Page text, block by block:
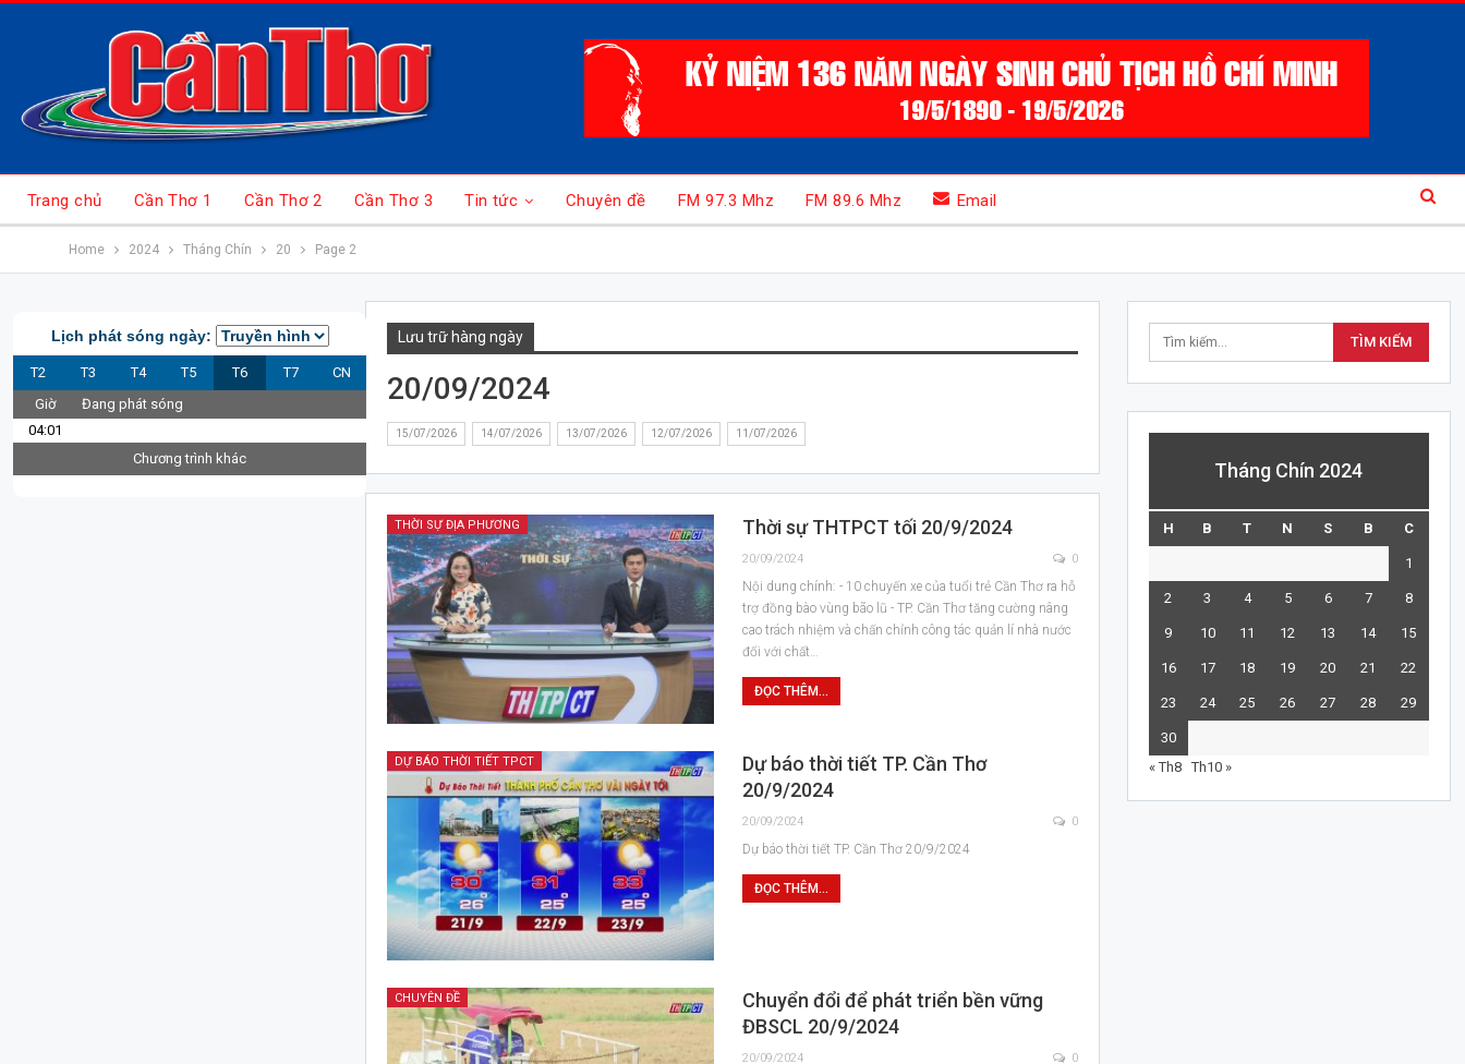
Trang chủ Cần Thơ 1 Cần Thơ 2 Cần Thơ 3 Tin tức Chuyên đề FM 97.3 Mhz FM 89.6 Mhz Email
Home 2024 Tháng Chín 20 Page 2
Lưu trữ hàng ngày
20/09/2024
15/07/2026 14/07/2026 13/07/2026 12/07/2026 11/07/2026
THỜI SỰ ĐỊA PHƯƠNG Thời sự THTPCT tối 20/9/2024
20/09/2024 0
Nội dung chính: - 10 chuyến xe của tuổi trẻ Cần Thơ ra hỗ
trợ đồng bào vùng bão lũ - TP. Cần Thơ tăng cường nâng
cao trách nhiệm và chấn chỉnh công tác quản lí nhà nước
đối với chất…
ĐỌC THÊM...
DỰ BÁO THỜI TIẾT TPCT
Dự báo thời tiết TP. Cần Thơ
20/9/2024
20/09/2024 0
Dự báo thời tiết TP. Cần Thơ 20/9/2024
ĐỌC THÊM...
CHUYÊN ĐỀ
Chuyển đổi để phát triển bền vững
ĐBSCL 20/9/2024
20/09/2024 0
Tháng Chín 2024
H B T N S B C
1
2 3 4 5 6 7 8
9 10 11 12 13 14 15
16 17 18 19 20 21 22
23 24 25 26 27 28 29
30
« Th8 Th10 »
Lịch phát sóng ngày:
T2 T3 T4 T5 T6 T7
CN
Giờ
Đang phát sóng
04:01
Chương trình khác